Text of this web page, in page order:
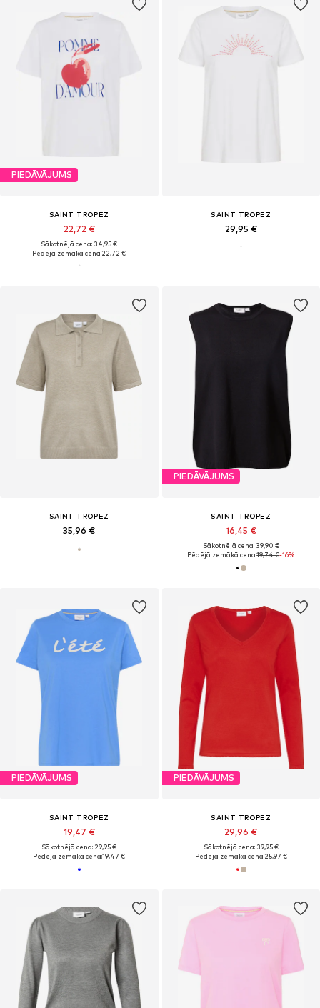
PIEDĀVĀJUMS
SAINT TROPEZ
22,72 €
Sākotnējā cena: 34,95 €
Pēdējā zemākā cena:22,72 €
SAINT TROPEZ
29,95 €
SAINT TROPEZ
35,96 €
PIEDĀVĀJUMS
SAINT TROPEZ
16,45 €
Sākotnējā cena: 39,90 €
Pēdējā zemākā cena:19,74 €-16%
PIEDĀVĀJUMS
SAINT TROPEZ
19,47 €
Sākotnējā cena: 29,95 €
Pēdējā zemākā cena:19,47 €
PIEDĀVĀJUMS
SAINT TROPEZ
29,96 €
Sākotnējā cena: 39,95 €
Pēdējā zemākā cena:25,97 €